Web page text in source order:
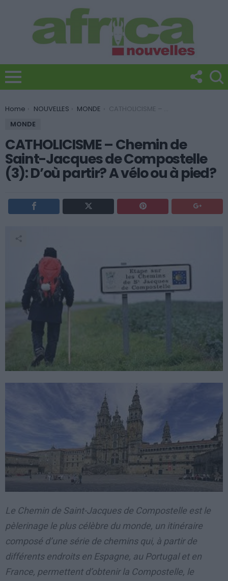
You are here:
Home NOUVELLES MONDE
CATHOLICISME – Chemin de Saint-Jacques de Compostelle (3): D’où partir? A vélo ou à pied?
MONDE
CATHOLICISME – Chemin de
Saint-Jacques de Compostelle
(3): D’où partir? A vélo ou à pied?
Le Chemin de Saint-Jacques de Compostelle est le
pèlerinage le plus célèbre du monde, un itinéraire
composé d’une série de chemins qui, à partir de
différents endroits en Espagne, au Portugal et en
France, permettent d’obtenir la Compostelle, le